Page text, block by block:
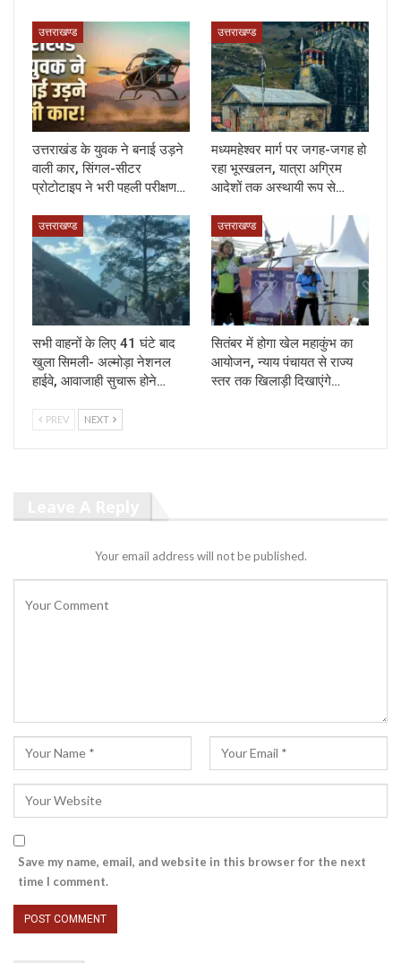
उत्तराखण्ड
उत्तराखंड के युवक ने बनाई उड़ने
वाली कार, सिंगल-सीटर
प्रोटोटाइप ने भरी पहली परीक्षण…
उत्तराखण्ड
मध्यमहेश्वर मार्ग पर जगह-जगह हो
रहा भूस्खलन, यात्रा अग्रिम
आदेशों तक अस्थायी रूप से…
उत्तराखण्ड
सभी वाहनों के लिए 41 घंटे बाद
खुला सिमली- अल्मोड़ा नेशनल
हाईवे, आवाजाही सुचारू होने…
उत्तराखण्ड
सितंबर में होगा खेल महाकुंभ का
आयोजन, न्याय पंचायत से राज्य
स्तर तक खिलाड़ी दिखाएंगे…
PREV NEXT
Your email address will not be published.
Save my name, email, and website in this browser for the next
time I comment.